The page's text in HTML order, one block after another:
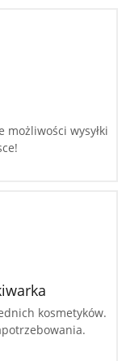
możliwości wysyłki
kosmetyków.